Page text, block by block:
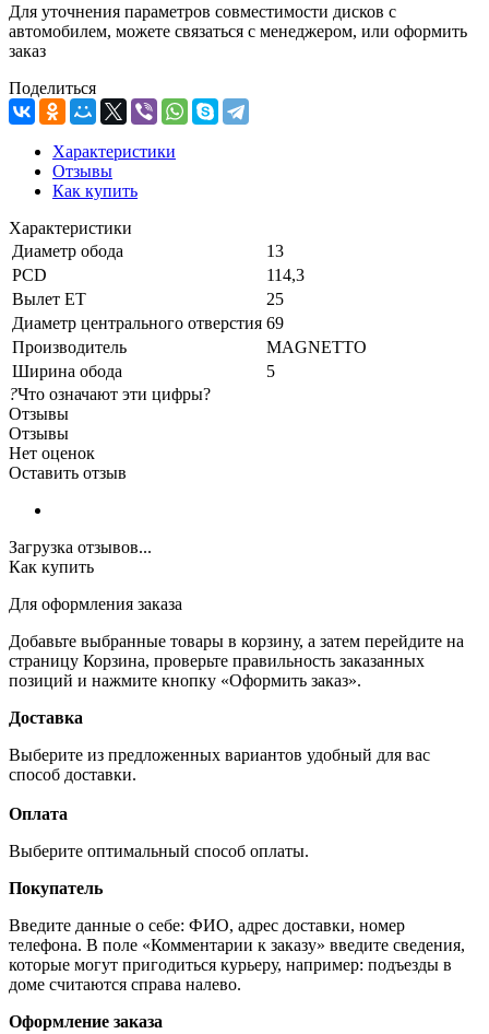
Для уточнения параметров совместимости дисков с
автомобилем, можете связаться с менеджером, или оформить
заказ
Поделиться
Характеристики
Отзывы
Как купить
Характеристики
Диаметр обода
13
PCD
114,3
Вылет ET
25
Диаметр центрального отверстия 69
Производитель
MAGNETTO
Ширина обода
5
?Что означают эти цифры?
Отзывы
Отзывы
Нет оценок
Оставить отзыв
Загрузка отзывов...
Как купить
Для оформления заказа
Добавьте выбранные товары в корзину, а затем перейдите на
страницу Корзина, проверьте правильность заказанных
позиций и нажмите кнопку «Оформить заказ».
Доставка
Выберите из предложенных вариантов удобный для вас
способ доставки.
Оплата
Выберите оптимальный способ оплаты.
Покупатель
Введите данные о себе: ФИО, адрес доставки, номер
телефона. В поле «Комментарии к заказу» введите сведения,
которые могут пригодиться курьеру, например: подъезды в
доме считаются справа налево.
Оформление заказа